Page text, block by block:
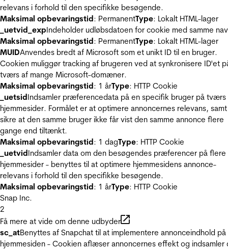
relevans i forhold til den specifikke besøgende.
Maksimal opbevaringstid: PermanentType: Lokalt HTML-lager
_uetvid_expIndeholder udløbsdatoen for cookie med samme
Maksimal opbevaringstid: PermanentType: Lokalt HTML-lager
MUIDAnvendes bredt af Microsoft som et unikt ID til en bruger.
Cookien muliggør tracking af brugeren ved at synkronisere ID'et
tværs af mange Microsoft-domæner.
Maksimal opbevaringstid: 1 årType: HTTP Cookie
_uetsidIndsamler præferencedata på en specifik bruger på tværs
hjemmesider. Formålet er at optimere annoncernes relevans, samt
sikre at den samme bruger ikke får vist den samme annonce flere
gange end tiltænkt.
Maksimal opbevaringstid: 1 dagType: HTTP Cookie
_uetvidIndsamler data om den besøgendes præferencer på flere
hjemmesider - benyttes til at optimere hjemmesidens annonce-
relevans i forhold til den specifikke besøgende.
Maksimal opbevaringstid: 1 årType: HTTP Cookie
Snap Inc.
2
Få mere at vide om denne udbyder
sc_atBenyttes af Snapchat til at implementere annonceindhold på
hjemmesiden - Cookien aflæser annoncernes effekt og indsamler